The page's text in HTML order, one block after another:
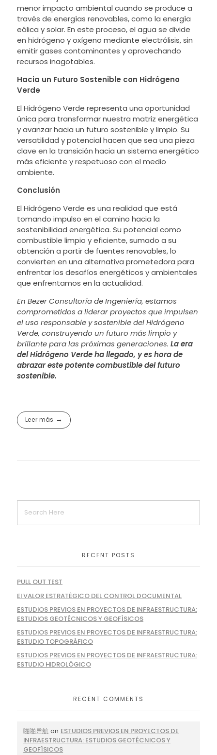
menor impacto ambiental cuando se produce a
través de energías renovables, como la energía
eólica y solar. En este proceso, el agua se divide
en hidrógeno y oxígeno mediante electrólisis, sin
emitir gases contaminantes y aprovechando
recursos inagotables.
Hacia un Futuro Sostenible con Hidrógeno
Verde
El Hidrógeno Verde representa una oportunidad
única para transformar nuestra matriz energética
y avanzar hacia un futuro sostenible y limpio. Su
versatilidad y potencial hacen que sea una pieza
clave en la transición hacia un sistema energético
más eficiente y respetuoso con el medio
ambiente.
Conclusión
El Hidrógeno Verde es una realidad que está
tomando impulso en el camino hacia la
sostenibilidad energética. Su potencial como
combustible limpio y eficiente, sumado a su
obtención a partir de fuentes renovables, lo
convierten en una alternativa prometedora para
enfrentar los desafíos energéticos y ambientales
que enfrentamos en la actualidad.
En Bezer Consultoría de Ingeniería, estamos
comprometidos a liderar proyectos que impulsen
el uso responsable y sostenible del Hidrógeno
Verde, construyendo un futuro más limpio y
brillante para las próximas generaciones. La era
del Hidrógeno Verde ha llegado, y es hora de
abrazar este potente combustible del futuro
sostenible.
Leer más
RECENT POSTS
PULL OUT TEST
El VALOR ESTRATÉGICO DEL CONTROL DOCUMENTAL
ESTUDIOS PREVIOS EN PROYECTOS DE INFRAESTRUCTURA:
ESTUDIOS GEOTÉCNICOS Y GEOFÍSICOS
ESTUDIOS PREVIOS EN PROYECTOS DE INFRAESTRUCTURA:
ESTUDIO TOPOGRÁFICO
ESTUDIOS PREVIOS EN PROYECTOS DE INFRAESTRUCTURA:
ESTUDIO HIDROLÓGICO
RECENT COMMENTS
啪啪导航 on ESTUDIOS PREVIOS EN PROYECTOS DE
INFRAESTRUCTURA: ESTUDIOS GEOTÉCNICOS Y
GEOFÍSICOS